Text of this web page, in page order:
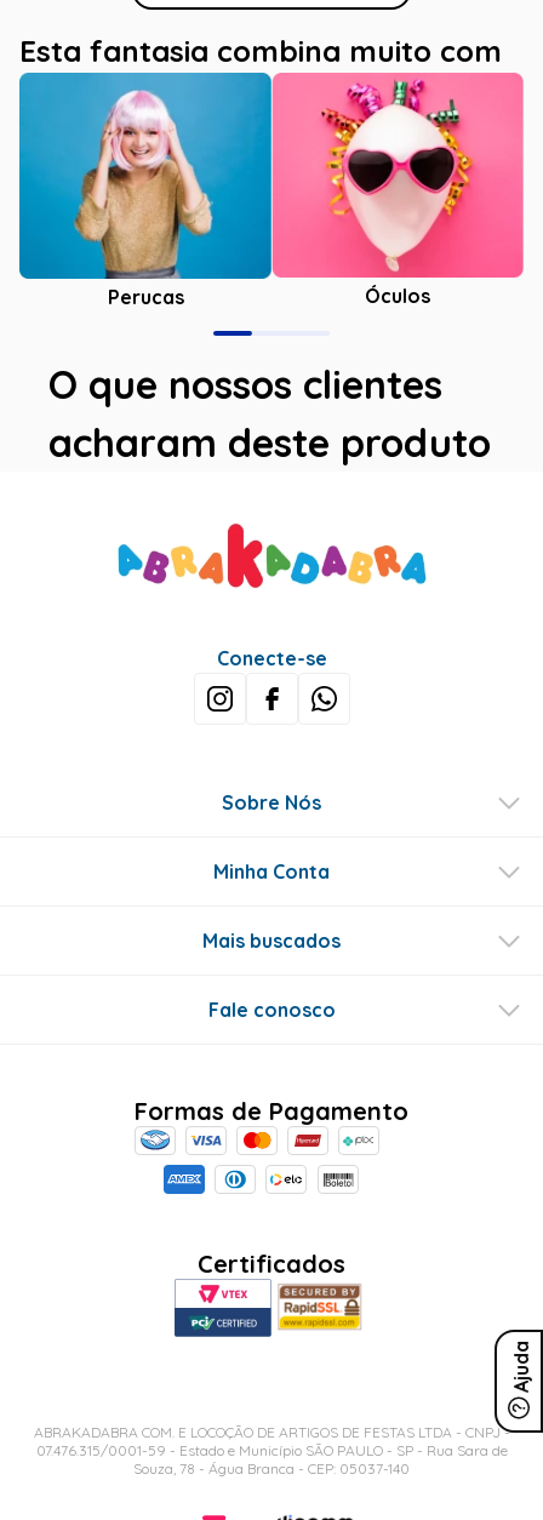
Esta fantasia combina muito com
Perucas Óculos
O que nossos clientes
acharam deste produto
Avaliações
Este produto ainda não tem avaliações
SEJA O PRIMEIRO A AVALIAR
Perguntas & respostas
Ajuda
Minha Conta